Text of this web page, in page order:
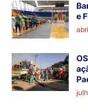
e